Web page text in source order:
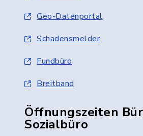
Geo-Datenportal
Schadensmelder
Fundbüro
Breitband
Öffnungszeiten
Sozialbüro